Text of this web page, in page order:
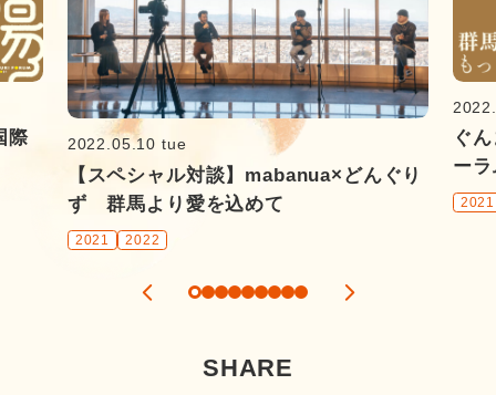
際 2022.05.10 tue
【スペシャル対談】mabanua×どんぐり
ず 群馬より愛を込めて
2021 2022
ぐ
ー
2021
SHARE